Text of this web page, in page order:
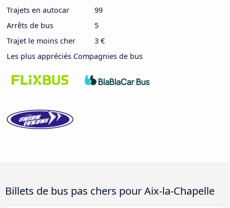
Trajets en autocar
99
Arrêts de bus
5
Trajet le moins cher
3 €
Les plus appréciés Compagnies de bus
Billets de bus pas chers pour Aix-la-Chapelle